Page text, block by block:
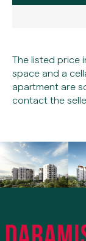
The listed price
space and a
apartment are
contact the